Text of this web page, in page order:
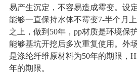
易产生沉定，不容易造成霉变。设
能够一直保持水体不霉变7-半个月
之上，做到50年，pp材质是环境保
能够基坑开挖后多次重复使用。外
是涤纶纤维原材料为50年的期限，
年的期限。